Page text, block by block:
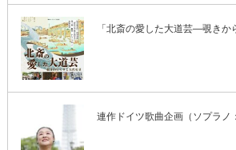
「北斎の愛した大道芸―覗き
連作ドイツ歌曲企画（ソプラ